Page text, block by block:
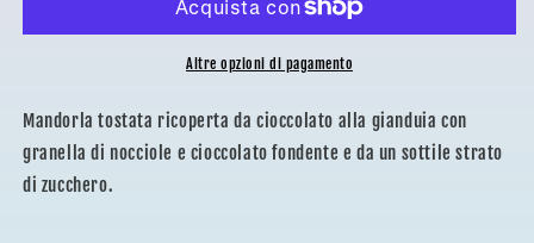
di
granella
di
nocciola
Altre opzioni di pagamento
Mandorla tostata ricoperta da cioccolato alla gianduia con
granella di nocciole e cioccolato fondente e da un sottile strato
di zucchero.